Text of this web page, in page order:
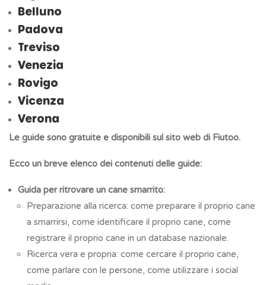
Belluno
Padova
Treviso
Venezia
Rovigo
Vicenza
Verona
Le guide sono gratuite e disponibili sul sito web di Fiutoo.
Ecco un breve elenco dei contenuti delle guide:
Guida per ritrovare un cane smarrito:
Preparazione alla ricerca: come preparare il proprio cane
a smarrirsi, come identificare il proprio cane, come
registrare il proprio cane in un database nazionale.
Ricerca vera e propria: come cercare il proprio cane,
come parlare con le persone, come utilizzare i social